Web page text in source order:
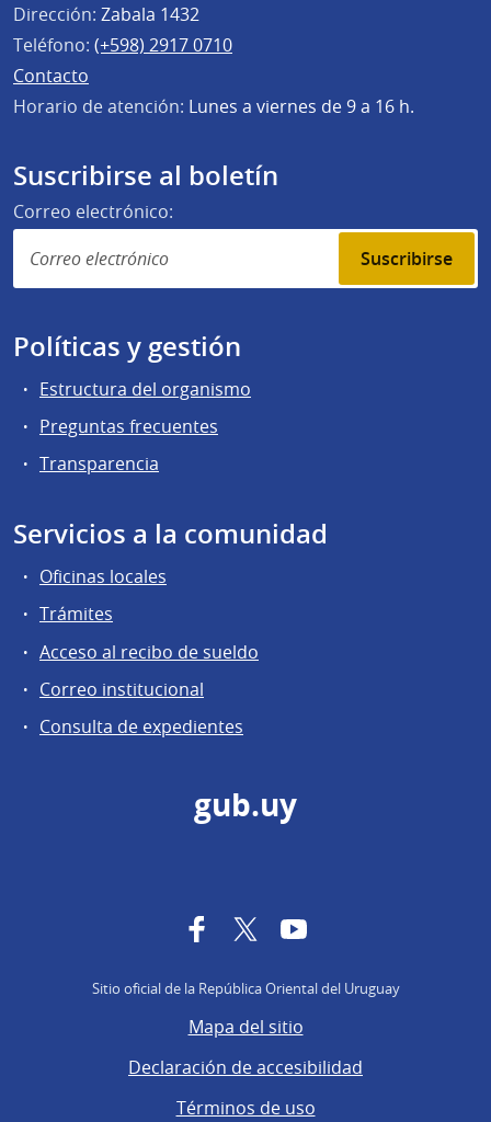
Dirección: Zabala 1432
Teléfono: (+598) 2917 0710
Contacto
Horario de atención: Lunes a viernes de 9 a 16 h.
Suscribirse al boletín
Correo electrónico:
Suscribirse
Políticas y gestión
Estructura del organismo
Preguntas frecuentes
Transparencia
Servicios a la comunidad
Oficinas locales
Trámites
Acceso al recibo de sueldo
Correo institucional
Consulta de expedientes
gub.uy
FacebookTwitterYouTube
Sitio oficial de la República Oriental del Uruguay
Mapa del sitio
Declaración de accesibilidad
Términos de uso